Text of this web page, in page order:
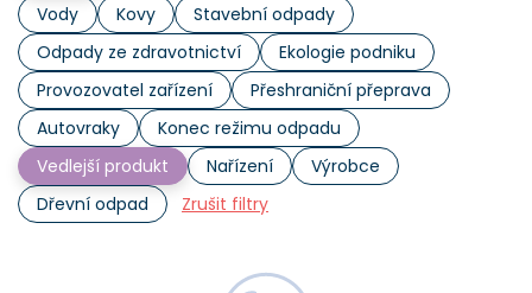
Vody
Kovy
Stavební odpady
Odpady ze zdravotnictví
Ekologie podniku
Provozovatel zařízení
Přeshraniční přeprava
Autovraky
Konec režimu odpadu
Vedlejší produkt
Nařízení
Výrobce
Dřevní odpad
Zrušit filtry